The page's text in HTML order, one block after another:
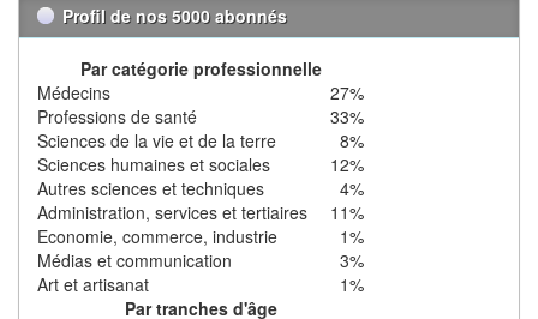
Profil de nos 5000 abonnés
Par catégorie professionnelle
Médecins
27%
Professions de santé
33%
Sciences de la vie et de la terre
8%
Sciences humaines et sociales
12%
Autres sciences et techniques
4%
Administration, services et tertiaires
11%
Economie, commerce, industrie
1%
Médias et communication
3%
Art et artisanat
1%
Par tranches d'âge